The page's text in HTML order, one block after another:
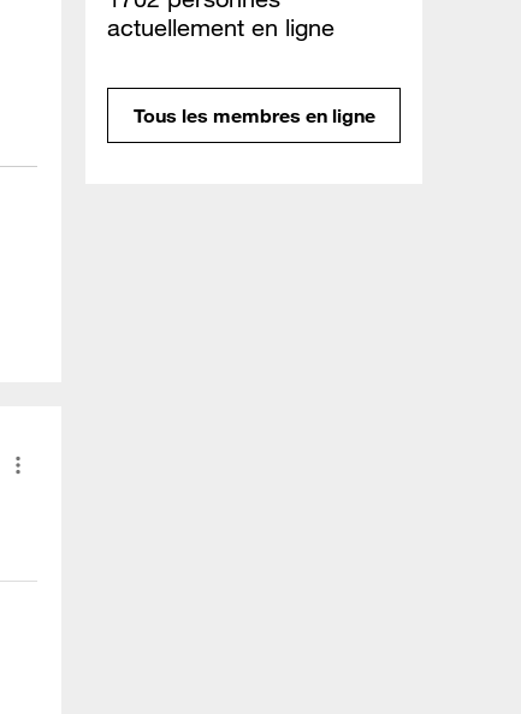
actuellement en ligne
Tous les membres en ligne